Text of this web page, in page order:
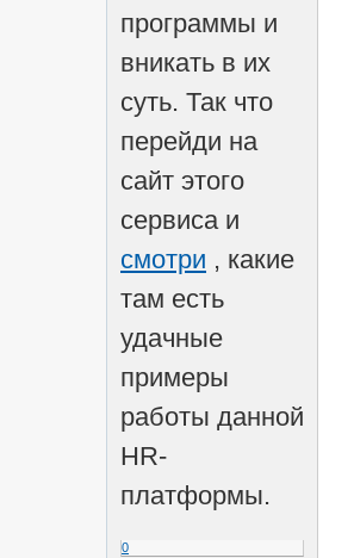
программы и
вникать в их
суть. Так что
перейди на
сайт этого
сервиса и
смотри , какие
там есть
удачные
примеры
работы данной
HR-
платформы.
0